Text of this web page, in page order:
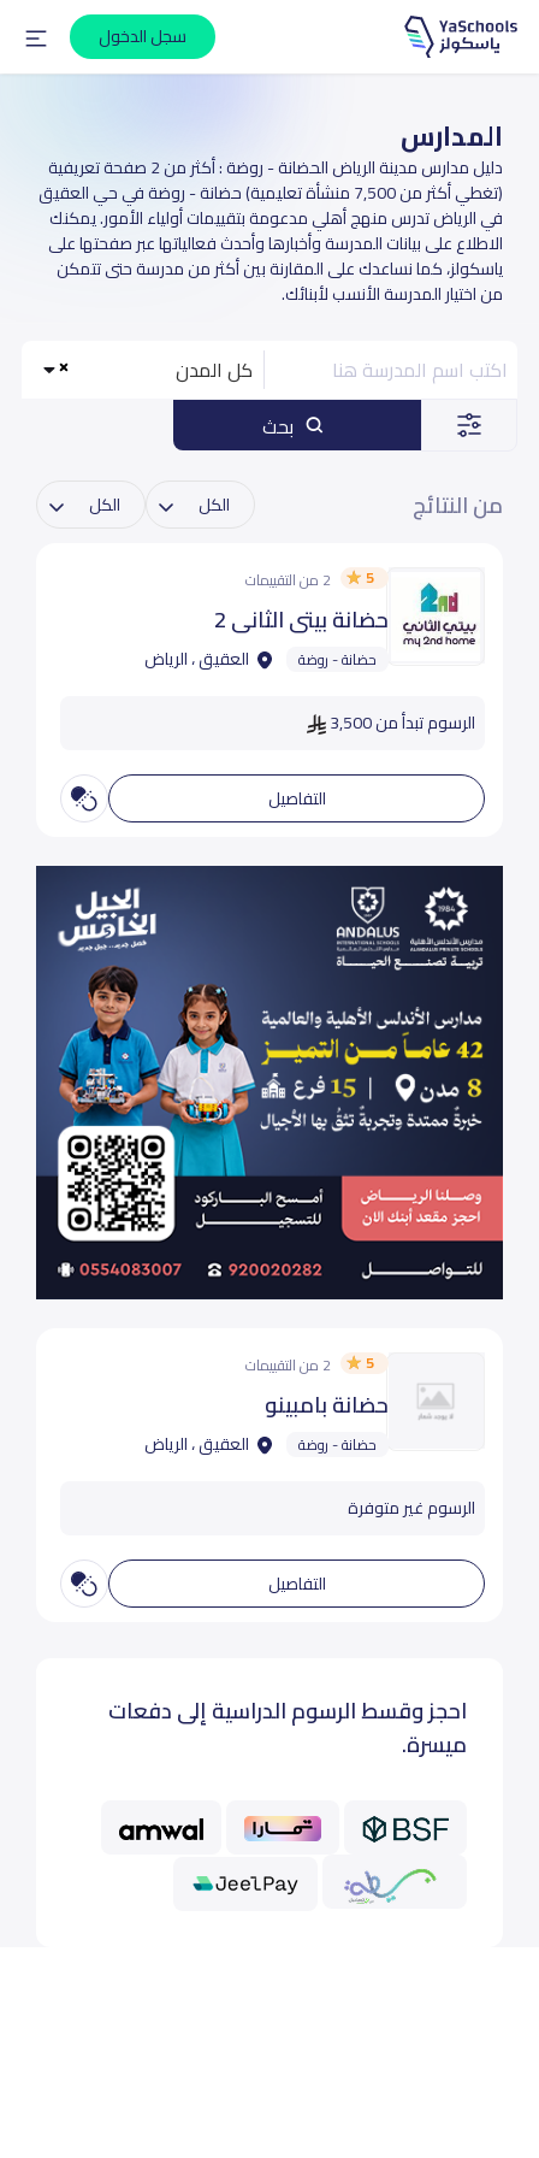
سجل الدخول
المدارس
دليل مدارس مدينة الرياض الحضانة - روضة : أكثر من 2 صفحة تعريفية
(تغطي أكثر من 7,500 منشأة تعليمية) حضانة - روضة في حي العقيق
في الرياض تدرس منهج أهلي مدعومة بتقييمات أولياء الأمور. يمكنك
الاطلاع على بيانات المدرسة وأخبارها وأحدث فعالياتها عبر صفحتها على
ياسكولز، كما نساعدك على المقارنة بين أكثر من مدرسة حتى تتمكن
من اختيار المدرسة الأنسب لأبنائك.
كل المدن
من النتائج
5 2 من التقييمات
حضانة بيتى الثانى 2
حضانة - روضة العقيق ، الرياض
الرسوم تبدأ من 3,500
التفاصيل
5 2 من التقييمات
حضانة بامبينو
حضانة - روضة العقيق ، الرياض
الرسوم غير متوفرة
التفاصيل
احجز وقسط الرسوم الدراسية إلى دفعات
ميسرة.